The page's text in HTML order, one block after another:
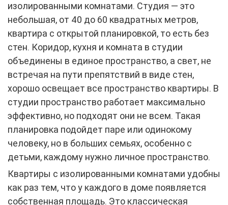
изолированными комнатами. Студия — это
небольшая, от 40 до 60 квадратных метров,
квартира с открытой планировкой, то есть без
стен. Коридор, кухня и комната в студии
объединены в единое пространство, а свет, не
встречая на пути препятствий в виде стен,
хорошо освещает все пространство квартиры. В
студии пространство работает максимально
эффективно, но подходят они не всем. Такая
планировка подойдет паре или одинокому
человеку, но в больших семьях, особенно с
детьми, каждому нужно личное пространство.
Квартиры с изолированными комнатами удобны
как раз тем, что у каждого в доме появляется
собственная площадь. Это классическая